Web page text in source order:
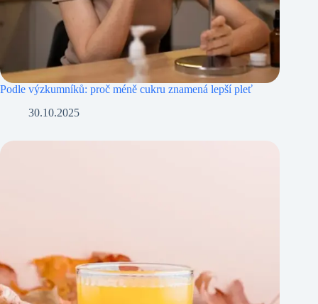
Podle výzkumníků: proč méně cukru znamená lepší pleť
30.10.2025